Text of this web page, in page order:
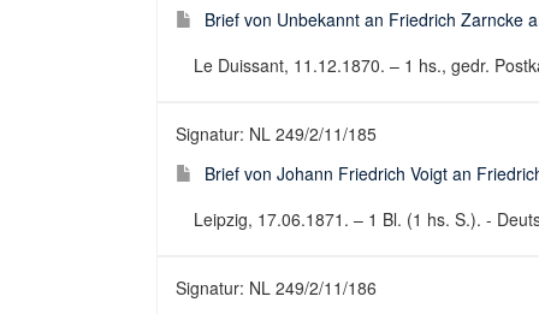
Brief von Unbekannt an Friedrich Zarncke
Le Duissant, 11.12.1870. – 1 hs., gedr.
Signatur: NL 249/2/11/185
Brief von Johann Friedrich Voigt an
Leipzig, 17.06.1871. – 1 Bl. (1 hs. S.). -
Signatur: NL 249/2/11/186